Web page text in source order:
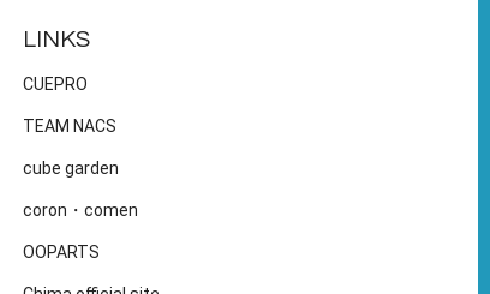
LINKS
CUEPRO
TEAM NACS
cube garden
coron・comen
OOPARTS